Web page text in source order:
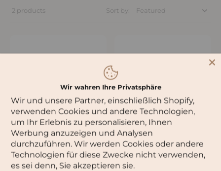
2 products Sort by:
Whisky Seminar - intense
taste explosions
From peat to honey –
experience whisky with
soul.
Wir wahren Ihre Privatsphäre
Wir und unsere Partner, einschließlich Shopify,
verwenden Cookies und andere Technologien,
um Ihr Erlebnis zu personalisieren, Ihnen
Werbung anzuzeigen und Analysen
durchzuführen. Wir werden Cookies oder andere
Technologien für diese Zwecke nicht verwenden,
es sei denn, Sie akzeptieren sie.